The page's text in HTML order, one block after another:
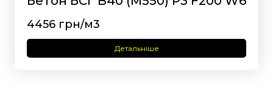
4456 грн/м3
Детальніше